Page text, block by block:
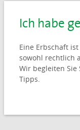
Ich habe
Eine Erbschaft
sowohl rechtlich
Wir begleiten
Tipps.